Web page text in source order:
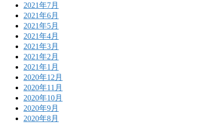
2021年7月
2021年6月
2021年5月
2021年4月
2021年3月
2021年2月
2021年1月
2020年12月
2020年11月
2020年10月
2020年9月
2020年8月